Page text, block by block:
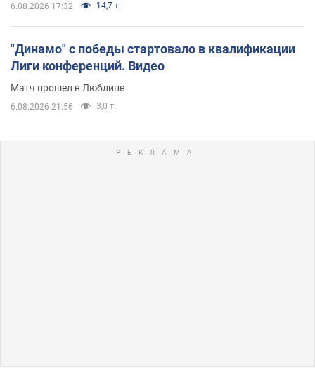
6.08.2026 17:32 14,7 т.
"Динамо" с победы стартовало в квалификации
Лиги конференций. Видео
Матч прошел в Люблине
6.08.2026 21:56 3,0 т.